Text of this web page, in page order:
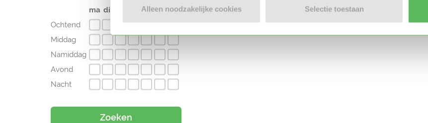
Alleen noodzakelijke cookies Selectie toestaan
ma di vr za
zo
Ochtend
Middag
Namiddag
Avond
Nacht
Zoeken